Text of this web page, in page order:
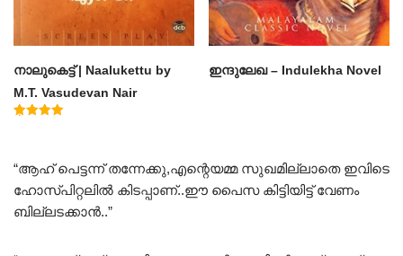
നാലുകെട്ട് | Naalukettu by
M.T. Vasudevan Nair
ഇന്ദുലേഖ – Indulekha Novel
“ആഹ് പെട്ടന്ന് തന്നേക്കു,എന്റെയമ്മ സുഖമില്ലാതെ ഇവിടെ
ഹോസ്പിറ്റലിൽ കിടപ്പാണ്..ഈ പൈസ കിട്ടിയിട്ട് വേണം
ബില്ലടക്കാൻ..”